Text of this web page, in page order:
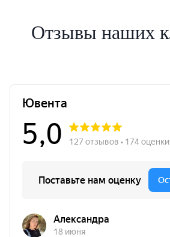
Отзывы наших